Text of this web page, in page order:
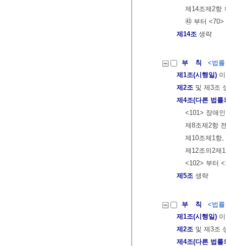
제14조제2항
㊸ 부터 <70>
제14조 생략
부 칙
<법
제1조(시행일)
제2조 및 제3조
제4조(다른 법률
<101> 장애
제8조제2항
제10조제1항,
제12조의2제
<102> 부터
제5조 생략
부 칙
<법
제1조(시행일)
제2조 및 제3조
제4조(다른 법률